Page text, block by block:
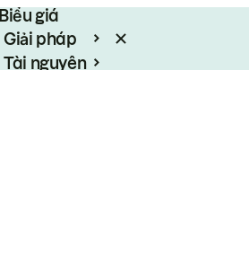
Biểu giá
Giải pháp
Tài nguyên